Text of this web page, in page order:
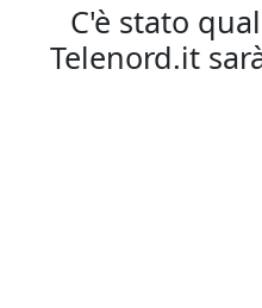
C'è stato
Telenord.it